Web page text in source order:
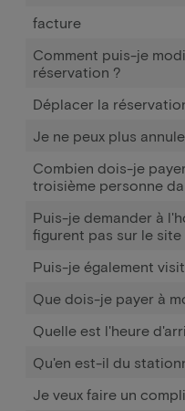
facture
Comment puis-je
réservation ?
Déplacer la
Je ne peux plus
Combien dois-je
troisième personne
Puis-je demander à
figurent pas sur le site
Puis-je également
Que dois-je payer à
Quelle est l'heure
Qu'en est-il du
Je veux faire un